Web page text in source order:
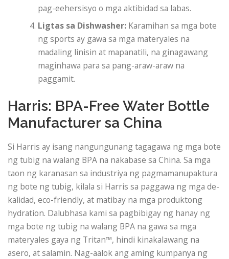
pag-eehersisyo o mga aktibidad sa labas.
Ligtas sa Dishwasher: Karamihan sa mga bote
ng sports ay gawa sa mga materyales na
madaling linisin at mapanatili, na ginagawang
maginhawa para sa pang-araw-araw na
paggamit.
Harris: BPA-Free Water Bottle
Manufacturer sa China
Si Harris ay isang nangungunang tagagawa ng mga bote
ng tubig na walang BPA na nakabase sa China. Sa mga
taon ng karanasan sa industriya ng pagmamanupaktura
ng bote ng tubig, kilala si Harris sa paggawa ng mga de-
kalidad, eco-friendly, at matibay na mga produktong
hydration. Dalubhasa kami sa pagbibigay ng hanay ng
mga bote ng tubig na walang BPA na gawa sa mga
materyales gaya ng Tritan™, hindi kinakalawang na
asero, at salamin. Nag-aalok ang aming kumpanya ng